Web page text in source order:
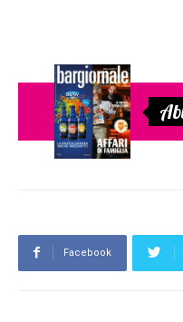
Facebook